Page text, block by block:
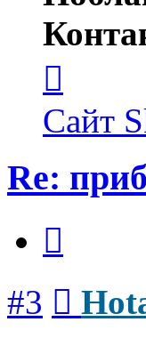
пользователя
Hotaka
Сайт
Re:
#3